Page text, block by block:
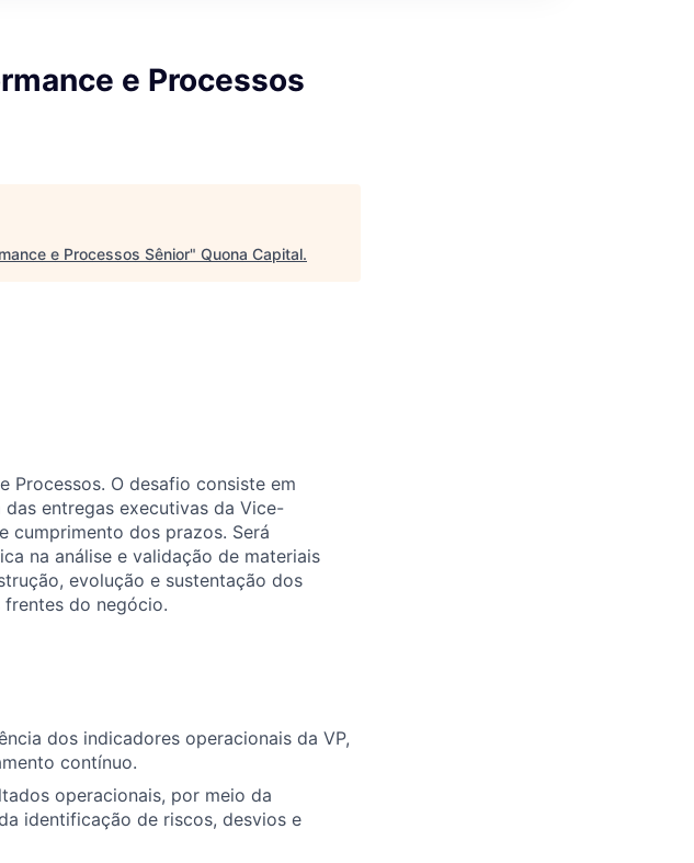
e Processos
e Processos Sênior" Quona Capital.
Processos. O desafio consiste em
entregas executivas da Vice-
cumprimento dos prazos. Será
na análise e validação de materiais
evolução e sustentação dos
do negócio.
dos indicadores operacionais da VP,
contínuo.
operacionais, por meio da
identificação de riscos, desvios e